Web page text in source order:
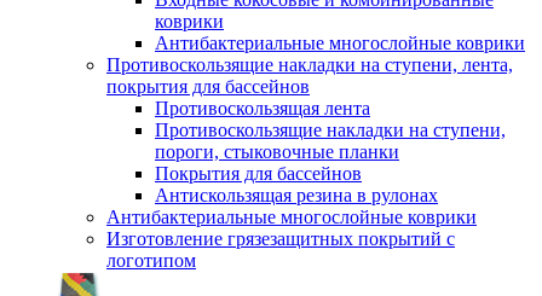
коврики
Антибактериальные многослойные коврики
Противоскользящие накладки на ступени, лента,
покрытия для бассейнов
Противоскользящая лента
Противоскользящие накладки на ступени,
пороги, стыковочные планки
Покрытия для бассейнов
Антискользящая резина в рулонах
Антибактериальные многослойные коврики
Изготовление грязезащитных покрытий с
логотипом